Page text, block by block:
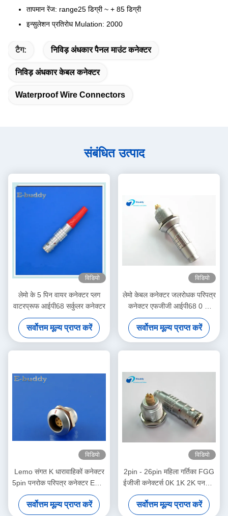
तापमान रेंज: range25 डिग्री ~ + 85 डिग्री
इन्सुलेशन प्रतिरोध Mulation: 2000
टैग: निविड़ अंधकार पैनल माउंट कनेक्टर
निविड़ अंधकार केबल कनेक्टर
Waterproof Wire Connectors
संबंधित उत्पाद
विडियो
लेमो के 5 पिन वायर कनेक्टर प्लग
वाटरप्रूफ आईपी68 सर्कुलर कनेक्टर
सर्वोत्तम मूल्य प्राप्त करें
विडियो
लेमो केबल कनेक्टर जलरोधक परिपत्र
कनेक्टर एफजीजी आईपी68 0 के
303
सर्वोत्तम मूल्य प्राप्त करें
विडियो
Lemo संगत K धारावाहिकों कनेक्टर
5pin पनरोक परिपत्र कनेक्टर EGG
0K 305 महिला सॉकेट
सर्वोत्तम मूल्य प्राप्त करें
विडियो
2pin - 26pin महिला गर्तिका FGG
ईजीजी कनेक्टर्स 0K 1K 2K पनरोक
परिपत्र कनेक्टर
सर्वोत्तम मूल्य प्राप्त करें